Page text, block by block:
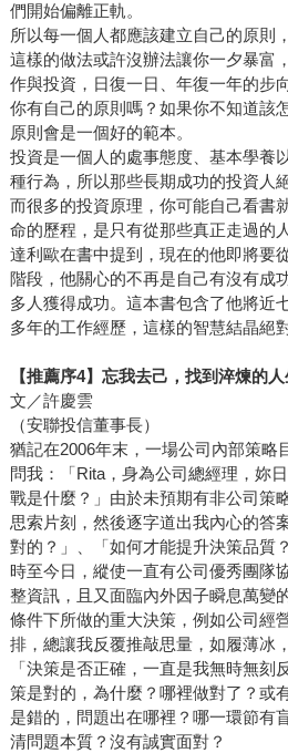
們開始偏離正軌。
所以每一個人都應該建立自己的原則
這樣的做法或許沒辦法讓你一夕暴富
作與投資，日復一日、年復一年的步
你有自己的原則嗎？如果你不知道該
原則會是一個好的範本。
投資是一個人的處事態度、基本學養
種行為，所以那些長期成功的投資人
而很多的投資原理，你可能自己看書
命的歷程，是只有從那些真正走過的
達利歐在書中提到，現在的他即將要
階段，他關心的不再是自己有沒有成
多人獲得成功。這本書包含了他將近
多年的工作經歷，這樣的智慧結晶絕
【推薦序4】忘我去己，找到淬煉的人
文／許慶雲
（安聯投信董事長）
猶記在2006年末，一場公司內部策略
問我：「Rita，身為公司總經理，妳
戰是什麼？」由於未預期有非公司策
思索片刻，然後逐字道出我內心的答
對的？」、「如何才能提升決策品質？
時至今日，縱使一直有公司優秀團隊
整資訊，且又面臨內外因子瞬息萬變
條件下所做的重大決策，例如公司經
排，總讓我反覆推敲思量，如履薄冰
「決策是否正確，一直是我無時無刻
策是對的，為什麼？哪裡做對了？或
是錯的，問題出在哪裡？哪一環節有
清問題本質？沒有誠實面對？